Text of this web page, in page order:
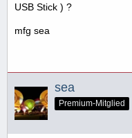
USB Stick ) ?
mfg sea
sea
Premium-Mitglied